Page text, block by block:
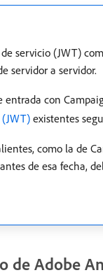
servicio (JWT)
servidor a servidor.
con
existentes
como la de
de esa fecha,
de Adobe